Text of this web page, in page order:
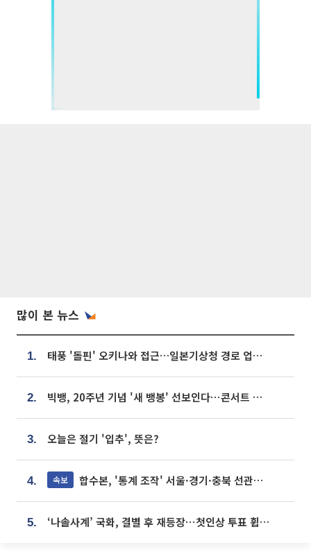
많이 본 뉴스
1. 태풍 '돌핀' 오키나와 접근…일본기상청 경로 업데이트
2. 빅뱅, 20주년 기념 '새 뱅봉' 선보인다⋯콘서트 앞두고 팝업 개최
3. 오늘은 절기 '입추', 뜻은?
4. 속보 합수본, '통계 조작' 서울·경기·충북 선관위 등 추가 압수수색
5. ‘나솔사계’ 국화, 결별 후 재등장⋯첫인상 투표 휩쓸고 ‘인기녀’ 등극